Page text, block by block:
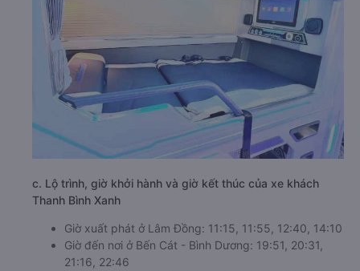
c. Lộ trình, giờ khởi hành và giờ kết thúc của xe khách
Thanh Bình Xanh
Giờ xuất phát ở Lâm Đồng: 11:15, 11:55, 12:40, 14:10
Giờ đến nơi ở Bến Cát - Bình Dương: 19:51, 20:31,
21:16, 22:46